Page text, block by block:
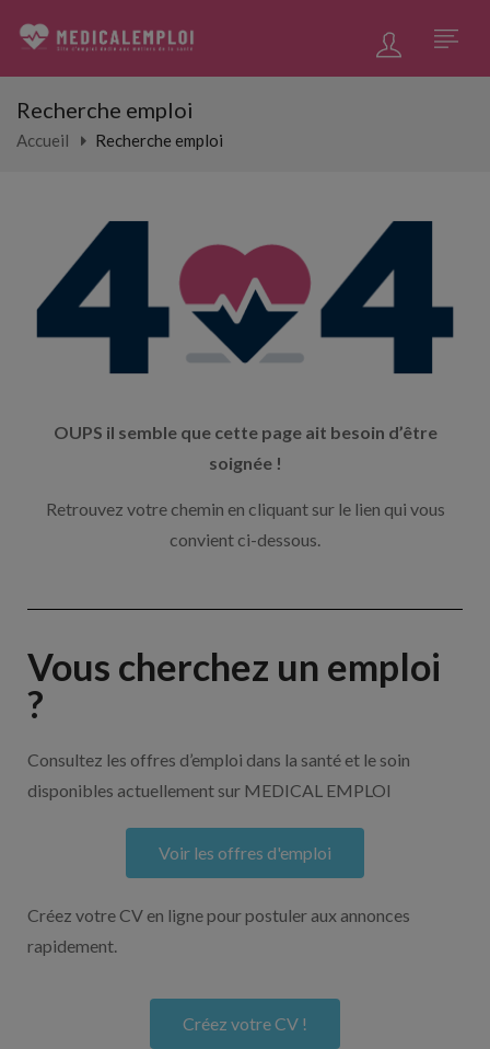
Recherche emploi
Accueil Recherche emploi
OUPS il semble que cette page ait besoin d’être
soignée !
Retrouvez votre chemin en cliquant sur le lien qui vous
convient ci-dessous.
Vous cherchez un emploi
?
Consultez les offres d’emploi dans la santé et le soin
disponibles actuellement sur MEDICAL EMPLOI
Voir les offres d'emploi
Créez votre CV en ligne pour postuler aux annonces
rapidement.
Créez votre CV !